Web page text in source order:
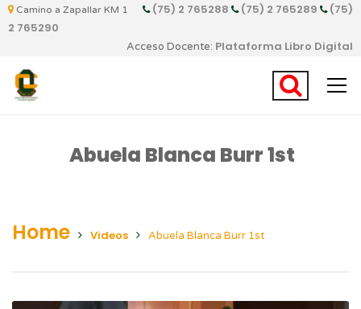
Camino a Zapallar KM 1 (75) 2 765288 (75) 2 765289
(75)
2 765290
Acceso Docente: Plataforma Libro Digital
Abuela Blanca Burr 1st
Home Videos Abuela Blanca Burr 1st